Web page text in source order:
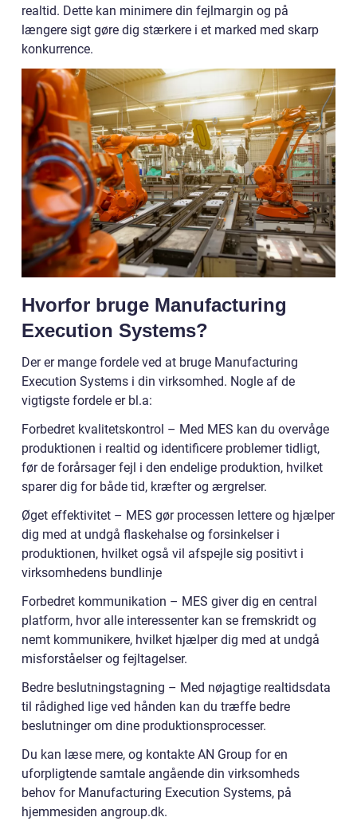
realtid. Dette kan minimere din fejlmargin og på
længere sigt gøre dig stærkere i et marked med skarp
konkurrence.
Hvorfor bruge Manufacturing
Execution Systems?
Der er mange fordele ved at bruge Manufacturing
Execution Systems i din virksomhed. Nogle af de
vigtigste fordele er bl.a:
Forbedret kvalitetskontrol – Med MES kan du overvåge
produktionen i realtid og identificere problemer tidligt,
før de forårsager fejl i den endelige produktion, hvilket
sparer dig for både tid, kræfter og ærgrelser.
Øget effektivitet – MES gør processen lettere og hjælper
dig med at undgå flaskehalse og forsinkelser i
produktionen, hvilket også vil afspejle sig positivt i
virksomhedens bundlinje
Forbedret kommunikation – MES giver dig en central
platform, hvor alle interessenter kan se fremskridt og
nemt kommunikere, hvilket hjælper dig med at undgå
misforståelser og fejltagelser.
Bedre beslutningstagning – Med nøjagtige realtidsdata
til rådighed lige ved hånden kan du træffe bedre
beslutninger om dine produktionsprocesser.
Du kan læse mere, og kontakte AN Group for en
uforpligtende samtale angående din virksomheds
behov for Manufacturing Execution Systems, på
hjemmesiden angroup.dk.